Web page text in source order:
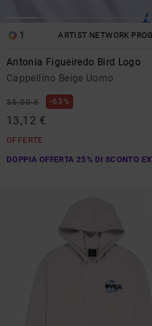
1 ARTIST NETWORK
Antonia Figueiredo Bird Logo
Cappellino Beige Uomo
35,00 € 63%
13,12 €
OFFERTE
DOPPIA OFFERTA 25% DI SCONTO